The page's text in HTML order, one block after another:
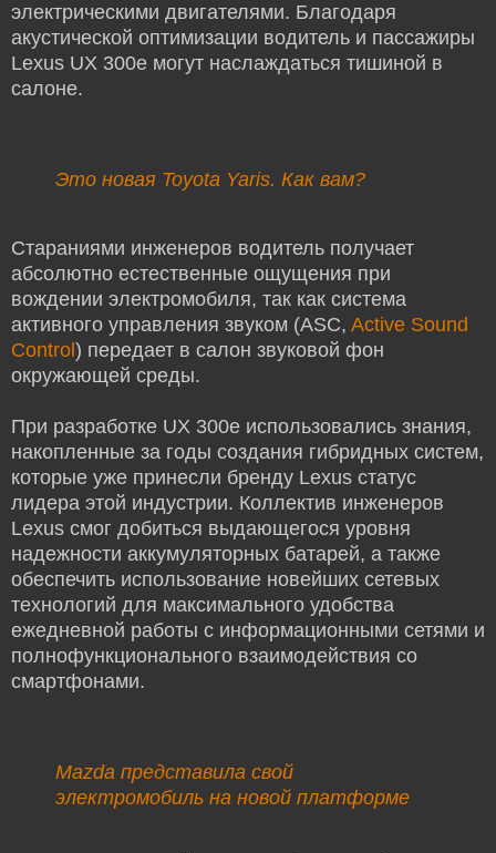
электрическими двигателями. Благодаря
акустической оптимизации водитель и пассажиры
Lexus UX 300e могут наслаждаться тишиной в
салоне.
Это новая Toyota Yaris. Как вам?
Стараниями инженеров водитель получает
абсолютно естественные ощущения при
вождении электромобиля, так как система
активного управления звуком (ASC, Active Sound
Control) передает в салон звуковой фон
окружающей среды.
При разработке UX 300e использовались знания,
накопленные за годы создания гибридных систем,
которые уже принесли бренду Lexus статус
лидера этой индустрии. Коллектив инженеров
Lexus смог добиться выдающегося уровня
надежности аккумуляторных батарей, а также
обеспечить использование новейших сетевых
технологий для максимального удобства
ежедневной работы с информационными сетями и
полнофункционального взаимодействия со
смартфонами.
Mazda представила свой
электромобиль на новой платформе